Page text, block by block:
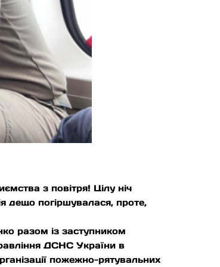
з повітря! Цілу ніч
дещо погіршувалася, проте,
разом із заступником
ДСНС України в
пожежно-рятувальних